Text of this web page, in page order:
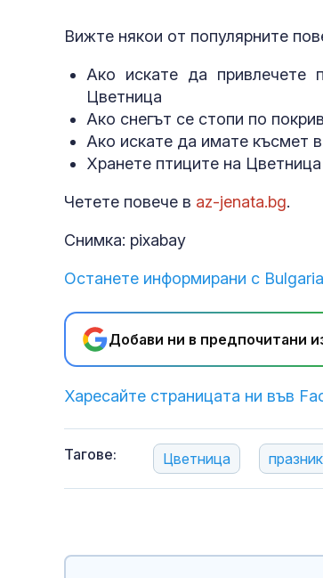
Вижте някои от популярните
Ако искате да привлечете
Цветница
Ако снегът се стопи по
Ако искате да имате късмет
Хранете птиците на Цветница
Четете повече в az-jenata.bg.
Снимка: pixabay
Останете информирани с
Добави ни в предпочитани
Харесайте страницата ни във
Тагове: Цветница празник